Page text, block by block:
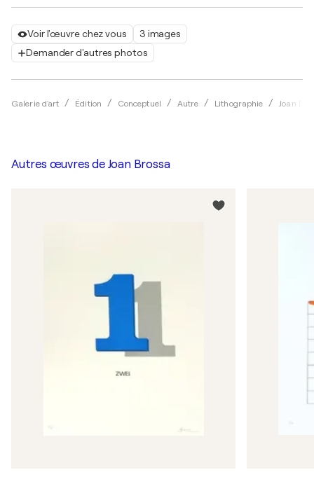
Voir l'œuvre chez vous
3 images
Demander d'autres photos
Galerie d'art Édition Conceptuel Autre Lithographie Joan
Autres œuvres de Joan Brossa